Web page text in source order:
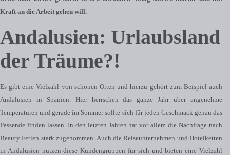
Kraft an die Arbeit gehen will.
Andalusien: Urlaubsland
der Träume?!
Es gibt eine Vielzahl von schönen Orten und hierzu gehört zum Beispiel auch
Andalusien in Spanien. Hier herrschen das ganze Jahr über angenehme
Temperaturen und gerade im Sommer sollte sich für jeden Geschmack genau das
Passende finden lassen. In den letzten Jahren hat vor allem die Nachfrage nach
Beauty Ferien stark zugenommen. Auch die Reiseunternehmen und Hotelketten
in Andalusien nutzen diese Kundengruppen für sich und bieten eine Vielzahl